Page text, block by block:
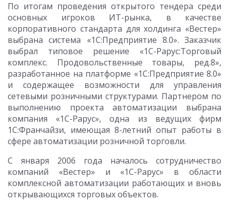
По итогам проведения открытого тендера среди
основных игроков ИТ-рынка, в качестве
корпоративного стандарта для холдинга «Вестер»
выбрана система «1С:Предприятие 8.0». Заказчик
выбрал типовое решение «1С-Рарус:Торговый
комплекс. Продовольственные товары, ред.8»,
разработанное на платформе «1С:Предприятие 8.0»
и содержащее возможности для управления
сетевыми розничными структурами. Партнером по
выполнению проекта автоматизации выбрана
компания «1С-Рарус», одна из ведущих фирм
1С:Франчайзи, имеющая 8-летний опыт работы в
сфере автоматизации розничной торговли.
С января 2006 года началось сотрудничество
компаний «Вестер» и «1С-Рарус» в области
комплексной автоматизации работающих и вновь
открывающихся торговых объектов.